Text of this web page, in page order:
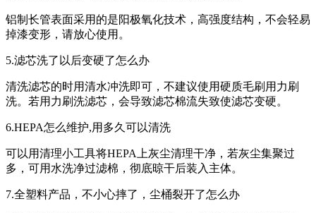
铝制长管表面采用的是阳极氧化技术，高强度结构，不会轻易
掉漆变形，请放心使用。
5.滤芯洗了以后变硬了怎么办
清洗滤芯的时用清水冲洗即可，不建议使用硬质毛刷用力刷
洗。若用力刷洗滤芯，会导致滤芯棉流失致使滤芯变硬。
6.HEPA怎么维护,用多久可以清洗
可以用清理小工具将HEPA上灰尘清理干净，若灰尘集聚过
多，可用水洗净过滤棉，彻底晾干后装入主体。
7.全塑料产品，不小心摔了，尘桶裂开了怎么办